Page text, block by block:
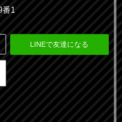
番1
LINEで友達になる